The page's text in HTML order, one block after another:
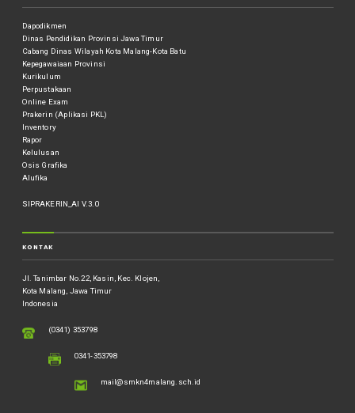
Dapodikmen
Dinas Pendidikan Provinsi Jawa Timur
Cabang Dinas Wilayah Kota Malang-Kota Batu
Kepegawaiaan Provinsi
Kurikulum
Perpustakaan
Online Exam
Prakerin (Aplikasi PKL)
Inventory
Rapor
Kelulusan
Osis Grafika
Alufika
SIPRAKERIN_AI V.3.0
KONTAK
Jl. Tanimbar No.22, Kasin, Kec. Klojen,
Kota Malang, Jawa Timur
Indonesia
(0341) 353798
0341-353798
mail@smkn4malang.sch.id